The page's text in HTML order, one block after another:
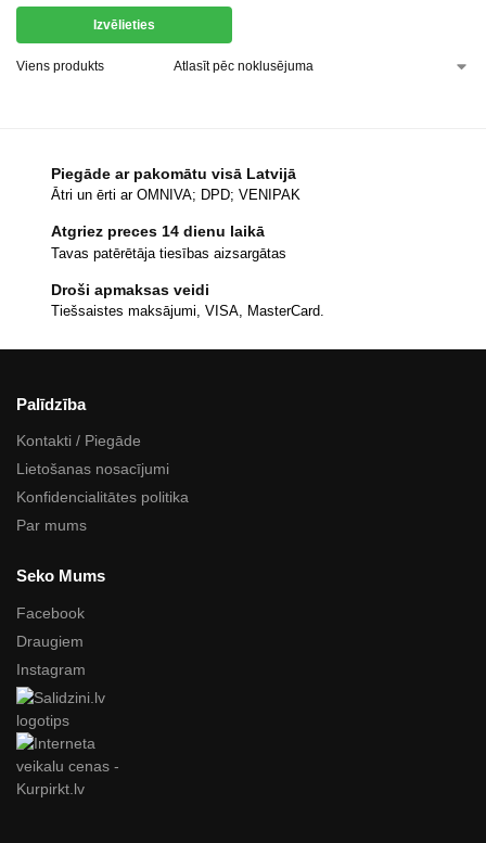
Izvēlieties
Viens produkts
Piegāde ar pakomātu visā Latvijā
Ātri un ērti ar OMNIVA; DPD; VENIPAK
Atgriez preces 14 dienu laikā
Tavas patērētāja tiesības aizsargātas
Droši apmaksas veidi
Tiešsaistes maksājumi, VISA, MasterCard.
Palīdzība
Kontakti / Piegāde
Lietošanas nosacījumi
Konfidencialitātes politika
Par mums
Seko Mums
Facebook
Draugiem
Instagram